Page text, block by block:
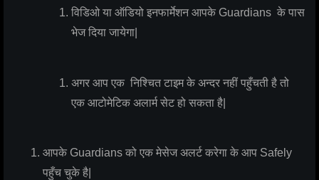
विडिओ या ऑडियो इनफार्मेशन आपके Guardians के पास
भेज दिया जायेगा|
अगर आप एक निश्चित टाइम के अन्दर नहीं पहुँचती है तो
एक आटोमेटिक अलार्म सेट हो सकता है|
आपके Guardians को एक मेसेज अलर्ट करेगा के आप Safely
पहुँच चुके है|